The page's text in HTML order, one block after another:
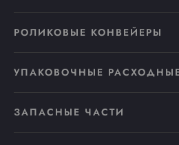
РОЛИКОВЫЕ КОНВЕЙЕРЫ
УПАКОВОЧНЫЕ
ЗАПАСНЫЕ ЧАСТИ